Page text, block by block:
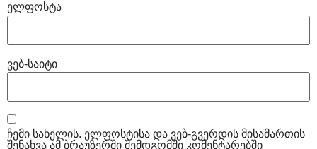
ელფოსტა
ვებ-საიტი
ჩემი სახელის. ელფოსტისა და ვებ-გვერდის მისამართის
შენახვა ამ ბრაუზერში შემდგომში კომენტარებში